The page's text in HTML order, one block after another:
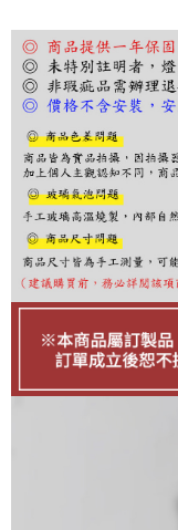
結帳頁面，進行簡訊認證
２．訂單成立數日內，您
３．收到繳費通知簡訊後
ATM／網路銀行／等多元
購買商品的店家。未經商
後付繳納相關費用。
※ 交易是否成功請以「
是否繳費成功／繳費後需
客戶支援中心」 https://
【注意事項】
１．透過由恩沛科技股份
易，需依本服務之必要
２．關於個人資料處理
https://aftee.tw/terms/
「AFTEE先享後付」，
４．使用「AFTEE先享
時審查核予不同之上限
５．嚴禁一人註冊多個
恩沛科技股份有限公司